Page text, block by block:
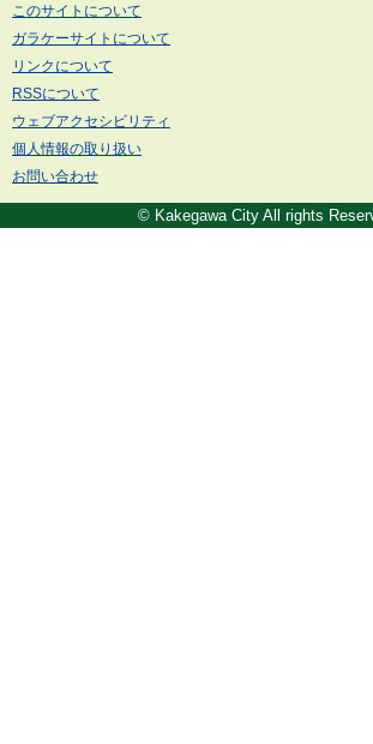
このサイトについて
ガラケーサイトについて
リンクについて
RSSについて
ウェブアクセシビリティ
個人情報の取り扱い
お問い合わせ
© Kakegawa City All rights